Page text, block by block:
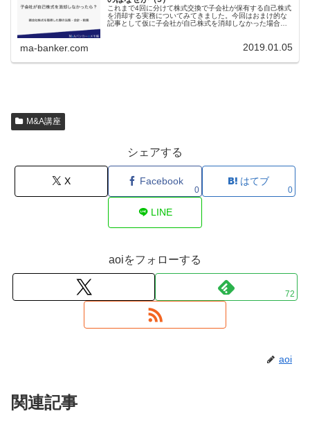
これまで4回に分けて株式交換で子会社が保有する自己株式
を消却する実務についてみてきました。今回はおまけ的な
記事として仮に子会社が自己株式を消却しなかった場合に
ma-banker.com 2019.01.05
M&A講座
シェアする
X Facebook
0
はてブ
0
LINE
aoiをフォローする
72
aoi
関連記事